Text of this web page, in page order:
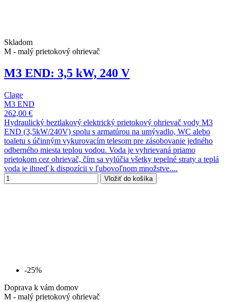
Skladom
M - malý prietokový ohrievač
M3 END: 3,5 kW, 240 V
Clage
M3 END
262,00 €
Hydraulický beztlakový elektrický prietokový ohrievač vody M3
END (3,5kW/240V) spolu s armatúrou na umývadlo, WC alebo
toaletu s účinným vykurovacím telesom pre zásobovanie jedného
odberného miesta teplou vodou. Voda je vyhrievaná priamo
prietokom cez ohrievač, čím sa vylúčia všetky tepelné straty a teplá
voda je ihneď k dispozícii v ľubovoľnom množstve....
Vložiť do košíka
-25%
Doprava k vám domov
M - malý prietokový ohrievač